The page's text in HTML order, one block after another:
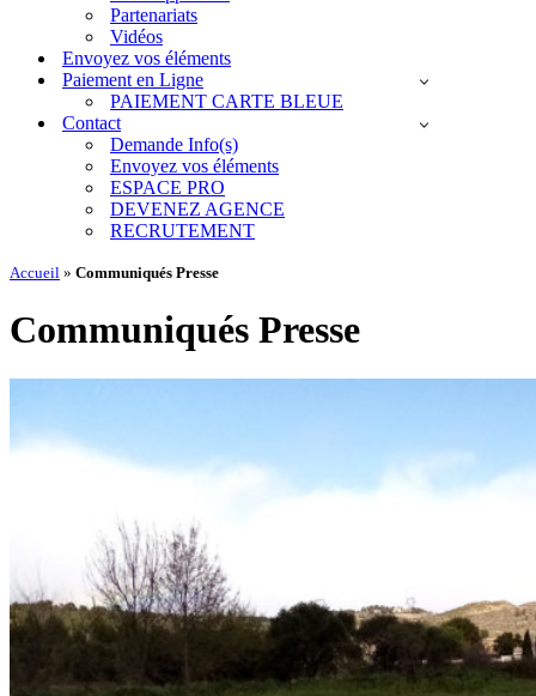
Partenariats
Vidéos
Envoyez vos éléments
Paiement en Ligne
PAIEMENT CARTE BLEUE
Contact
Demande Info(s)
Envoyez vos éléments
ESPACE PRO
DEVENEZ AGENCE
RECRUTEMENT
Accueil » Communiqués Presse
Communiqués Presse